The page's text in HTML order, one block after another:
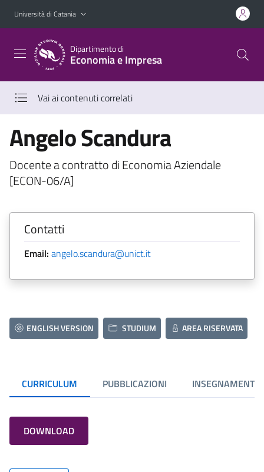
Vai al contenuto principale
Vai al menu di navigazione
Università di Catania
Dipartimento di
Economia e Impresa
Vai ai contenuti correlati
Angelo Scandura
Docente a contratto di Economia Aziendale
[ECON-06/A]
Contatti
Email: angelo.scandura@unict.it
ENGLISH VERSION STUDIUM AREA RISERVATA
CURRICULUM PUBBLICAZIONI INSEGNAMENTI
DOWNLOAD